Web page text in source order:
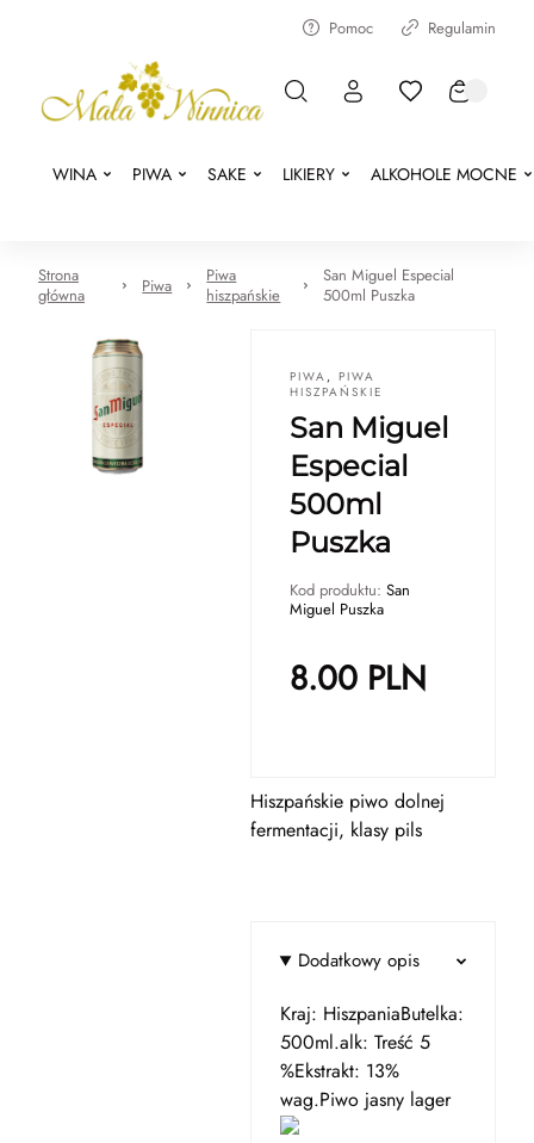
Pomoc Regulamin
WINA PIWA SAKE LIKIERY ALKOHOLE MOCNE
Strona
główna
Piwa
Piwa
hiszpańskie
San Miguel Especial
500ml Puszka
PIWA , PIWA
HISZPAŃSKIE
San Miguel
Especial
500ml
Puszka
Kod produktu: San
Miguel Puszka
8.00PLN
Hiszpańskie piwo dolnej
fermentacji, klasy pils
Dodatkowy opis
Kraj: HiszpaniaButelka:
500ml.alk: Treść 5
%Ekstrakt: 13%
wag.Piwo jasny lager